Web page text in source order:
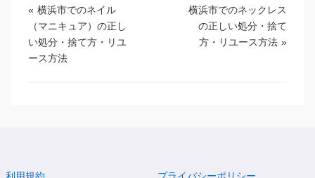
« 横浜市でのネイル
（マニキュア）の正し
い処分・捨て方・リユ
ース方法
横浜市でのネックレス
の正しい処分・捨て
方・リユース方法 »